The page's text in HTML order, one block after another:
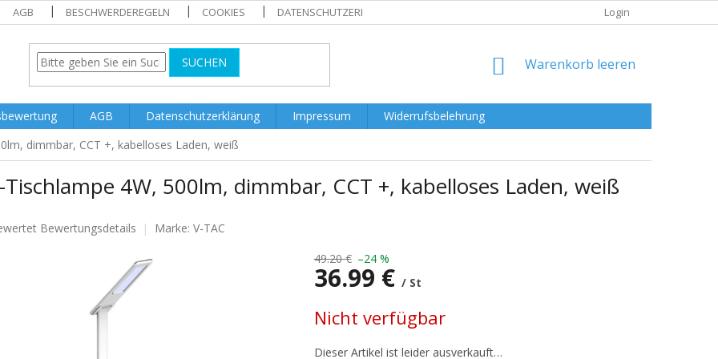
AGB BESCHWERDEREGELN COOKIES DATENSCHUTZERKLÄRUNG Login
SUCHEN WARENKORB
Warenkorb leeren
AGB Datenschutzerklärung Impressum
Widerrufsbelehrung
dimmbar, CCT +, kabelloses Laden, weiß
Tischlampe 4W, 500lm, dimmbar, CCT +, kabelloses Laden, weiß
Bewertungsdetails Marke: V-TAC
49.20 € –24 %
36.99 € / St
Nicht verfügbar
Dieser Artikel ist leider ausverkauft…